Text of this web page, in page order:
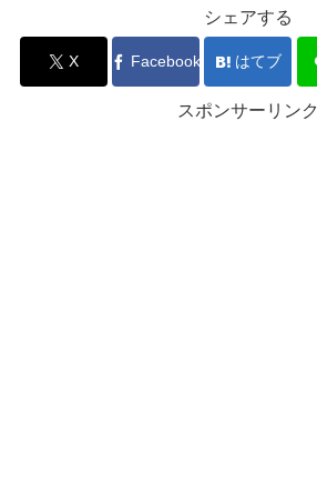
シェアする
X Facebook はてブ
スポンサーリンク